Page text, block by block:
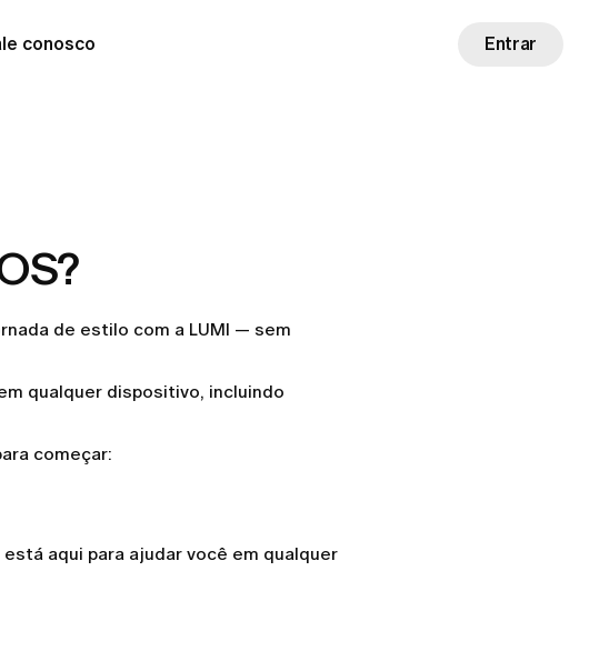
conosco Entrar
de estilo com a LUMI — sem
qualquer dispositivo, incluindo
começar:
aqui para ajudar você em qualquer